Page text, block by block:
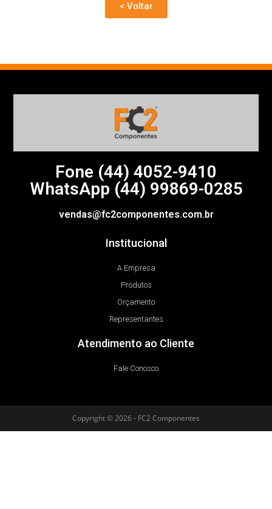
< Voltar
Fone (44) 4052-9410
WhatsApp (44) 99869-0285
vendas@fc2componentes.com.br
Institucional
A Empresa
Produtos
Orçamento
Representantes
Atendimento ao Cliente
Fale Conosco
Copyright © 2026 - FC2 Componentes